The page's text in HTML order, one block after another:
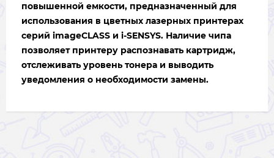
повышенной емкости, предназначенный для
использования в цветных лазерных принтерах
серий imageCLASS и i-SENSYS. Наличие чипа
позволяет принтеру распознавать картридж,
отслеживать уровень тонера и выводить
уведомления о необходимости замены.